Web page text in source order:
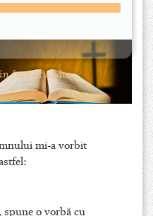
format audio.
mi-a vorbit
o vorbă cu